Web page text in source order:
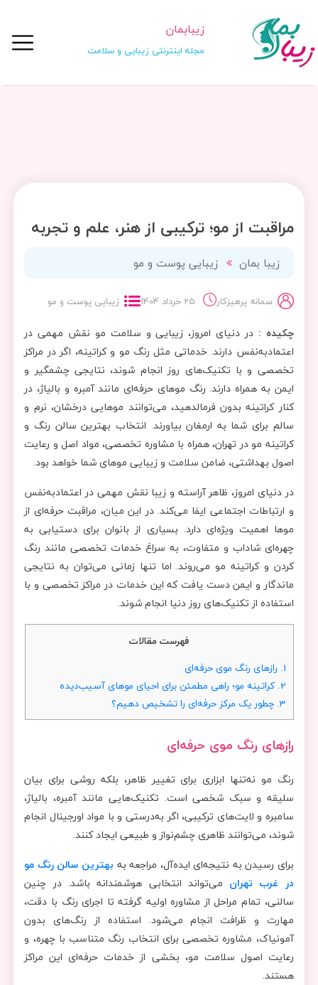
زیبابمان
مجله اینترنتی زیبایی و سلامت
مراقبت از مو؛ ترکیبی از هنر، علم و تجربه
زیبا بمان زیبایی پوست و مو
سمانه پرهیزکار 25 خرداد 1404 زیبایی پوست و مو
چکیده :در دنیای امروز، زیبایی و سلامت مو نقش مهمی در
اعتمادبه‌نفس دارند. خدماتی مثل رنگ مو و کراتینه، اگر در مراکز
تخصصی و با تکنیک‌های روز انجام شوند، نتایجی چشمگیر و
ایمن به همراه دارند. رنگ موهای حرفه‌ای مانند آمبره و بالیاژ، در
کنار کراتینه بدون فرمالدهید، می‌توانند موهایی درخشان، نرم و
سالم برای شما به ارمغان بیاورند. انتخاب بهترین سالن رنگ و
کراتینه مو در تهران، همراه با مشاوره تخصصی، مواد اصل و رعایت
اصول بهداشتی، ضامن سلامت و زیبایی موهای شما خواهد بود.
در دنیای امروز، ظاهر آراسته و زیبا نقش مهمی در اعتمادبه‌نفس
و ارتباطات اجتماعی ایفا می‌کند. در این میان، مراقبت حرفه‌ای از
موها اهمیت ویژه‌ای دارد. بسیاری از بانوان برای دستیابی به
چهره‌ای شاداب و متفاوت، به سراغ خدمات تخصصی مانند رنگ
کردن و کراتینه مو می‌روند. اما تنها زمانی می‌توان به نتایجی
ماندگار و ایمن دست یافت که این خدمات در مراکز تخصصی و با
استفاده از تکنیک‌های روز دنیا انجام شوند.
فهرست مقالات
1. رازهای رنگ موی حرفه‌ای
2. کراتینه مو؛ راهی مطمئن برای احیای موهای آسیب‌دیده
3. چطور یک مرکز حرفه‌ای را تشخیص دهیم؟
رازهای رنگ موی حرفه‌ای
رنگ مو نه‌تنها ابزاری برای تغییر ظاهر، بلکه روشی برای بیان
سلیقه و سبک شخصی است. تکنیک‌هایی مانند آمبره، بالیاژ،
سامبره و لایت‌های ترکیبی، اگر به‌درستی و با مواد اورجینال انجام
شوند، می‌توانند ظاهری چشم‌نواز و طبیعی ایجاد کنند.
برای رسیدن به نتیجه‌ای ایده‌آل، مراجعه به بهترین سالن رنگ مو
در غرب تهران می‌تواند انتخابی هوشمندانه باشد. در چنین
سالنی، تمام مراحل از مشاوره اولیه گرفته تا اجرای رنگ با دقت،
مهارت و ظرافت انجام می‌شود. استفاده از رنگ‌های بدون
آمونیاک، مشاوره تخصصی برای انتخاب رنگ متناسب با چهره، و
رعایت اصول سلامت مو، بخشی از خدمات حرفه‌ای این مراکز
هستند.